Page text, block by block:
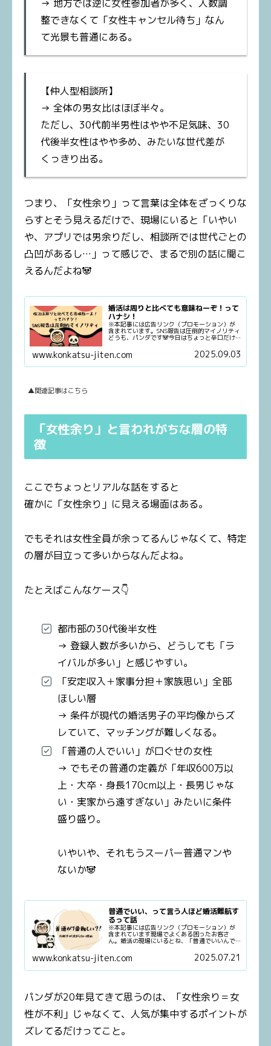
→ 地方では逆に女性参加者が多く、人数調
整できなくて「女性キャンセル待ち」なん
て光景も普通にある。
【仲人型相談所】
→ 全体の男女比はほぼ半々。
ただし、30代前半男性はやや不足気味、30
代後半女性はやや多め、みたいな世代差が
くっきり出る。
つまり、「女性余り」って言葉は全体をざっくりな
らすとそう見えるだけで、現場にいると「いやい
や、アプリでは男余りだし、相談所では世代ごとの
凸凹があるし…」って感じで、まるで別の話に聞こ
えるんだよね🐼
婚活は周りと比べても意味ねーぞ！って
ハナシ！
※本記事には広告リンク（プロモーション）が
含まれています。SNS報告は圧倒的マイノリティ
どうも、パンダです🐼今日はちょっと辛口だけ
比べちゃう瞬間ってあるよね。「あの人もう結
婚した」「SNSでいい感じ...
www.konkatsu-jiten.com 2025.09.03
▲関連記事はこちら
「女性余り」と言われがちな層の特
徴
ここでちょっとリアルな話をすると
確かに「女性余り」に見える場面はある。
でもそれは女性全員が余ってるんじゃなくて、特定
の層が目立って多いからなんだよね。
たとえばこんなケース👇
都市部の30代後半女性
→ 登録人数が多いから、どうしても「ラ
イバルが多い」と感じやすい。
「安定収入＋家事分担＋家族思い」全部
ほしい層
→ 条件が現代の婚活男子の平均像からズ
レていて、マッチングが難しくなる。
「普通の人でいい」が口ぐせの女性
→ でもその普通の定義が「年収600万以
上・大卒・身長170cm以上・長男じゃな
い・実家から遠すぎない」みたいに条件
盛り盛り。
いやいや、それもうスーパー普通マンや
ないか🐼
普通でいい、って言う人ほど婚活難航す
るって話
※本記事には広告リンク（プロモーション）が
含まれています現場でよくある困ったお客さ
ん。婚活の現場にいるとね、「普通でいいんで
を聞いても「特にこだわりないです」って言う
し、どんな人がいいかって聞いても...
www.konkatsu-jiten.com 2025.07.21
パンダが20年見てきて思うのは、「女性余り＝女
性が不利」じゃなくて、人気が集中するポイントが
ズレてるだけってこと。